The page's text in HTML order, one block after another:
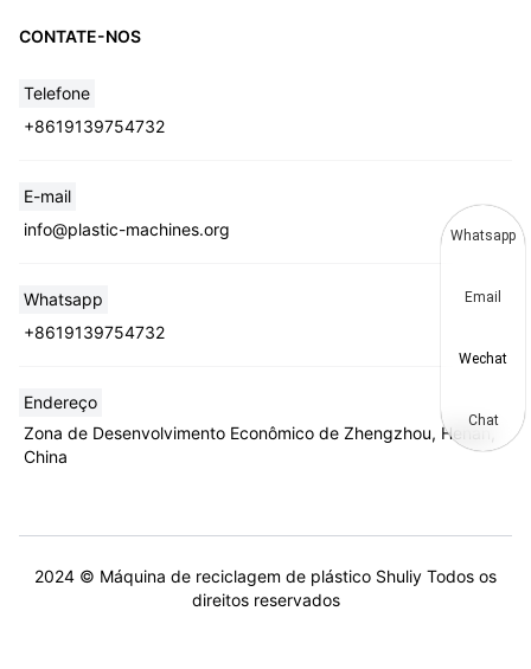
CONTATE-NOS
Telefone
+8619139754732
E-mail
info@plastic-machines.org
Whatsapp
+8619139754732
Endereço
Zona de Desenvolvimento Econômico de Zhengzhou, Henan,
China
2024 © Máquina de reciclagem de plástico Shuliy Todos os
direitos reservados
Whatsapp
Email
Wechat
Chat